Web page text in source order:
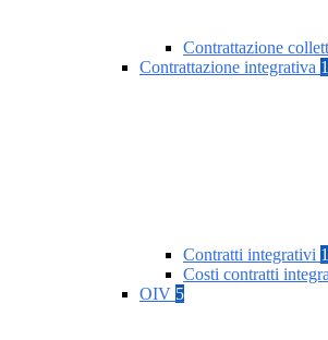
Contrattazione
Contrattazione integrativa
Contratti integrativi
Costi contratti
OIV 5